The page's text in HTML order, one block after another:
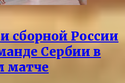
сборной России
Сербии в
матче